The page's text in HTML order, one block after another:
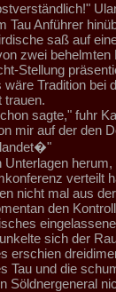
Tau Anführer
saß auf
zwei behelmten
Stellung
Tradition bei
trauen.
sagte," fuhr
mir auf der den
verteilt
nicht mal aus
den
sich der
erschien
Tau und die
Söldnergeneral